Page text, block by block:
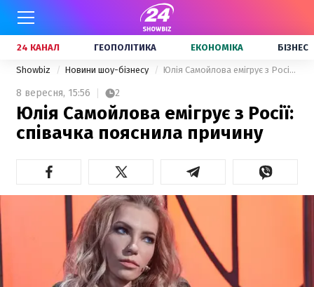
24 КАНАЛ ГЕОПОЛІТИКА ЕКОНОМІКА БІЗНЕС
Showbiz Новини шоу-бізнесу Юлія Самойлова емігрує з Росії: співачка пояснила причину
8 вересня, 15:56 2
Юлія Самойлова емігрує з Росії:
співачка пояснила причину